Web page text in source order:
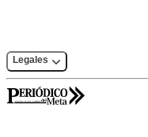
Legales